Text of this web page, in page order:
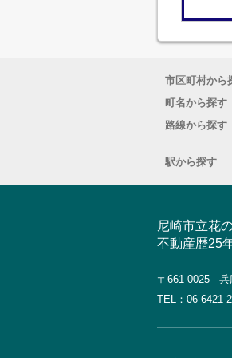
市区町村から
町名から探す
路線から探す
駅から探す
尼崎市立花
不動産歴25
〒661-0025 兵
TEL：06-